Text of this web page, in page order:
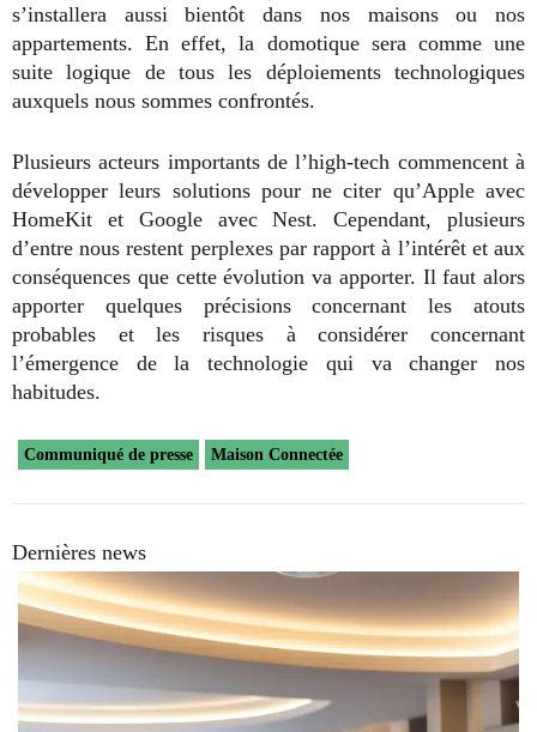
s’installera aussi bientôt dans nos maisons ou nos
appartements. En effet, la domotique sera comme une
suite logique de tous les déploiements technologiques
auxquels nous sommes confrontés.
Plusieurs acteurs importants de l’high-tech commencent à
développer leurs solutions pour ne citer qu’Apple avec
HomeKit et Google avec Nest. Cependant, plusieurs
d’entre nous restent perplexes par rapport à l’intérêt et aux
conséquences que cette évolution va apporter. Il faut alors
apporter quelques précisions concernant les atouts
probables et les risques à considérer concernant
l’émergence de la technologie qui va changer nos
habitudes.
Communiqué de presse Maison Connectée
Dernières news